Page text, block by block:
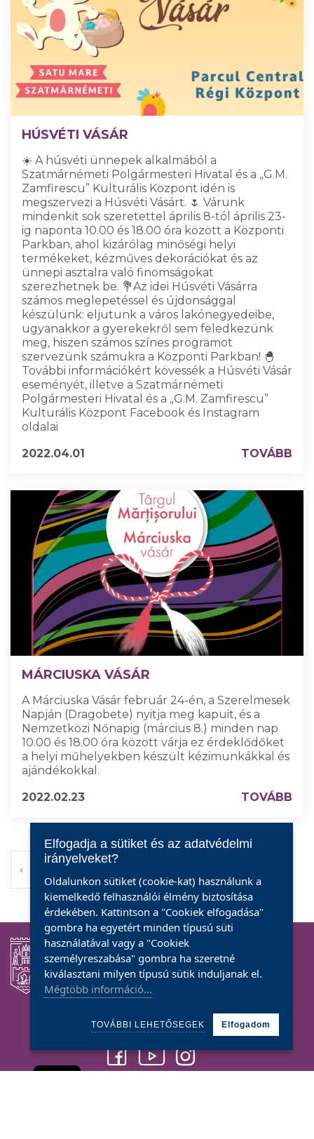
HÚSVÉTI VÁSÁR
☀️ A húsvéti ünnepek alkalmából a
Szatmárnémeti Polgármesteri Hivatal és a „G.M.
Zamfirescu” Kulturális Központ idén is
megszervezi a Húsvéti Vásárt. 🌷 Várunk
mindenkit sok szeretettel április 8-tól április 23-
ig naponta 10.00 és 18.00 óra között a Központi
Parkban, ahol kizárólag minőségi helyi
termékeket, kézműves dekorációkat és az
ünnepi asztalra való finomságokat
szerezhetnek be. 💐Az idei Húsvéti Vásárra
számos meglepetéssel és újdonsággal
készülünk: eljutunk a város lakónegyedeibe,
ugyanakkor a gyerekekről sem feledkezünk
meg, hiszen számos színes programot
szervezünk számukra a Központi Parkban! 🐣
További információkért kövessék a Húsvéti Vásár
eseményét, illetve a Szatmárnémeti
Polgármesteri Hivatal és a „G.M. Zamfirescu”
Kulturális Központ Facebook és Instagram
oldalai
2022.04.01
TOVÁBB
MÁRCIUSKA VÁSÁR
A Márciuska Vásár február 24-én, a Szerelmesek
Napján (Dragobete) nyitja meg kapuit, és a
Nemzetközi Nőnapig (március 8.) minden nap
10.00 és 18.00 óra között várja ez érdeklődőket
a helyi műhelyekben készült kézimunkákkal és
ajándékokkal.
2022.02.23
TOVÁBB
‹ 2 5
Kövessenek
Elfogadja a sütiket és az adatvédelmi
irányelveket?
Oldalunkon sütiket (cookie-kat) használunk a
kiemelkedő felhasználói élmény biztosítása
érdekében. Kattintson a "Cookiek elfogadása"
gombra ha egyetért minden típusú süti
használatával vagy a "Cookiek
személyreszabása" gombra ha szeretné
kiválasztani milyen típusú sütik induljanak el.
Mégtöbb információ...
TOVÁBBI LEHETŐSEGEK Elfogadom